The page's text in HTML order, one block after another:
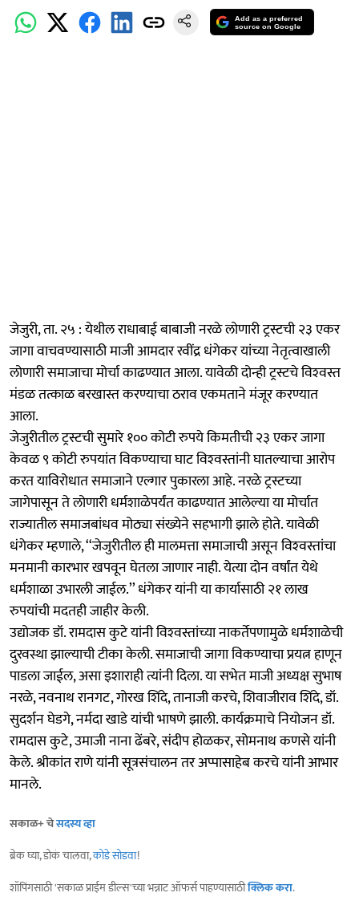
Add as a preferred
source on Google
जेजुरी, ता. २५ : येथील राधाबाई बाबाजी नरळे लोणारी ट्रस्टची २३ एकर
जागा वाचवण्यासाठी माजी आमदार रवींद्र धंगेकर यांच्या नेतृत्वाखाली
लोणारी समाजाचा मोर्चा काढण्यात आला. यावेळी दोन्ही ट्रस्टचे विश्‍वस्त
मंडळ तत्काळ बरखास्त करण्याचा ठराव एकमताने मंजूर करण्यात
आला.
जेजुरीतील ट्रस्टची सुमारे १०० कोटी रुपये किमतीची २३ एकर जागा
केवळ ९ कोटी रुपयांत विकण्याचा घाट विश्‍वस्तांनी घातल्याचा आरोप
करत याविरोधात समाजाने एल्गार पुकारला आहे. नरळे ट्रस्टच्या
जागेपासून ते लोणारी धर्मशाळेपर्यंत काढण्यात आलेल्या या मोर्चात
राज्यातील समाजबांधव मोठ्या संख्येने सहभागी झाले होते. यावेळी
धंगेकर म्हणाले, ‘‘जेजुरीतील ही मालमत्ता समाजाची असून विश्‍वस्तांचा
मनमानी कारभार खपवून घेतला जाणार नाही. येत्या दोन वर्षांत येथे
धर्मशाळा उभारली जाईल.’’ धंगेकर यांनी या कार्यासाठी २१ लाख
रुपयांची मदतही जाहीर केली.
उद्योजक डॉ. रामदास कुटे यांनी विश्‍वस्तांच्या नाकर्तेपणामुळे धर्मशाळेची
दुरवस्था झाल्याची टीका केली. समाजाची जागा विकण्याचा प्रयत्न हाणून
पाडला जाईल, असा इशाराही त्यांनी दिला. या सभेत माजी अध्यक्ष सुभाष
नरळे, नवनाथ रानगट, गोरख शिंदे, तानाजी करचे, शिवाजीराव शिंदे, डॉ.
सुदर्शन घेडगे, नर्मदा खाडे यांची भाषणे झाली. कार्यक्रमाचे नियोजन डॉ.
रामदास कुटे, उमाजी नाना ढेंबरे, संदीप होळकर, सोमनाथ कणसे यांनी
केले. श्रीकांत राणे यांनी सूत्रसंचालन तर अप्पासाहेब करचे यांनी आभार
मानले.
सकाळ+ चेसदस्य व्हा
ब्रेक घ्या, डोकं चालवा,कोडे सोडवा!
शॉपिंगसाठी 'सकाळ प्राईम डील्स'च्या भन्नाट ऑफर्स पाहण्यासाठीक्लिक करा.